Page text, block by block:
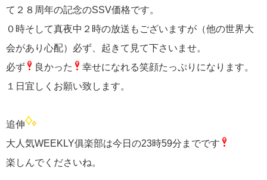
て２８周年の記念のSSV価格です。
０時そして真夜中２時の放送もございますが（他の世界大
会があり心配）必ず、起きて見て下さいませ。
必ず
良かった
幸せになれる笑顔たっぷりになります。
１日宜しくお願い致します。
追伸
大人気WEEKLY俱楽部は今日の23時59分までです
楽しんでくださいね。